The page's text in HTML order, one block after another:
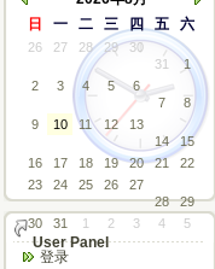
日
一 二 三 四 五 六
26 27 28 29
30
31
1
2
3 4 5
6
7
8
9
10 11 12
13
14
15
16
17 18 19 20 21
22
23
24 25 26
27
28
29
30
31 1 2 3 4 5
User Panel
登录